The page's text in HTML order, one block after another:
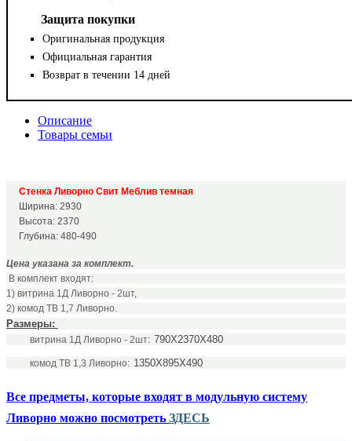
Защита покупки
Оригинальная продукция
Официальная гарантия
Возврат в течении 14 дней
Описание
Товары семьи
Стенка Ливорно Свит Меблив темная
Ширина: 2930
Высота: 2370
Глубина: 480-490
Подробнее:http://abcmebli.com.ua/p5-
stenka_afina
Цена указана за комплект.
В комплект входят:
1) витрина 1Д Ливорно - 2шт,
2) комод ТВ 1,7 Ливорно.
Размеры:
витрина 1Д Ливорно - 2шт: 790Х2370Х480
комод ТВ 1,3 Ливорно: 1350Х895Х490
Все предметы, которые входят в модульную систему
Ливорно можно посмотреть ЗДЕСЬ